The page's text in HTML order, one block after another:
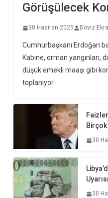
Görüşülecek
30 Haziran 2025 Döviz
Cumhurbaşkanı Erdoğan
Kabine, orman yangınları,
düşük emekli maaşı gibi
toplanıyor.
30
Uyarısı
30